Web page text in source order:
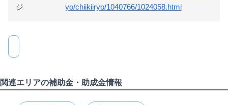
ジ
yo/chiikiiryo/1040766/1024058.html
関連エリアの補助金・助成金情報